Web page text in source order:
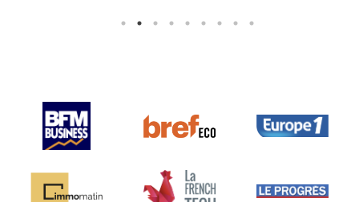
supplémentaire est très bien